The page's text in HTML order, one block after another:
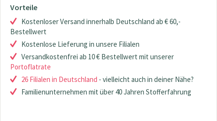
Vorteile
Kostenloser Versand innerhalb Deutschland ab € 60,-
Bestellwert
Kostenlose Lieferung in unsere Filialen
Versandkostenfrei ab 10 € Bestellwert mit unserer
Portoflatrate
26 Filialen in Deutschland - vielleicht auch in deiner Nähe?
Familienunternehmen mit über 40 Jahren Stofferfahrung